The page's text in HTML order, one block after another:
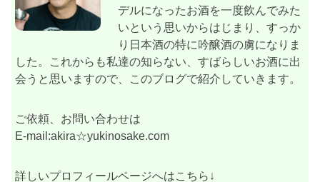
デルになったお酒を一度飲んでみた
いという思いからはじまり、すっか
り日本酒の特に吟醸酒の虜になりま
した。これからも私達の知らない、すばらしいお酒に出
会うと思いますので、このブログで紹介していきます。
ご依頼、お問い合わせは
E-mail:akira☆yukinosake.com
詳しいプロフィールページへはこちら↓